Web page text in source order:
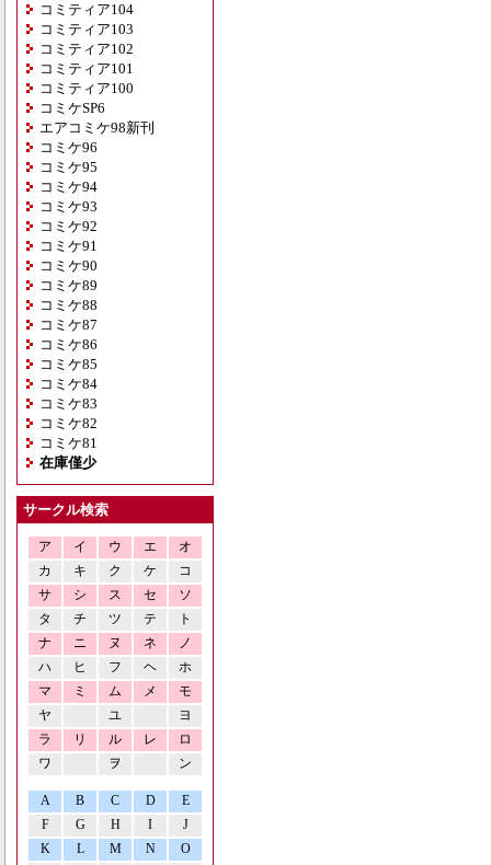
コミティア104
コミティア103
コミティア102
コミティア101
コミティア100
コミケSP6
エアコミケ98新刊
コミケ96
コミケ95
コミケ94
コミケ93
コミケ92
コミケ91
コミケ90
コミケ89
コミケ88
コミケ87
コミケ86
コミケ85
コミケ84
コミケ83
コミケ82
コミケ81
在庫僅少
サークル検索
ア イ ウ エ
オ
カ
キ ク ケ
コ
サ
シ ス セ
ソ
タ
チ ツ テ
ト
ナ
ニ ヌ ネ
ノ
ハ
ヒ フ ヘ
ホ
マ
ミ ム メ
モ
ヤ
ユ
ヨ
ラ
リ ル レ
ロ
ワ
ヲ ン
A B C D
E
F
G H I
J
K
L M N O